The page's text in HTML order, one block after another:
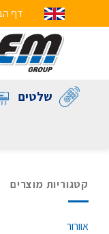
דף
שלטים
קטגוריות מוצרים
אוורור